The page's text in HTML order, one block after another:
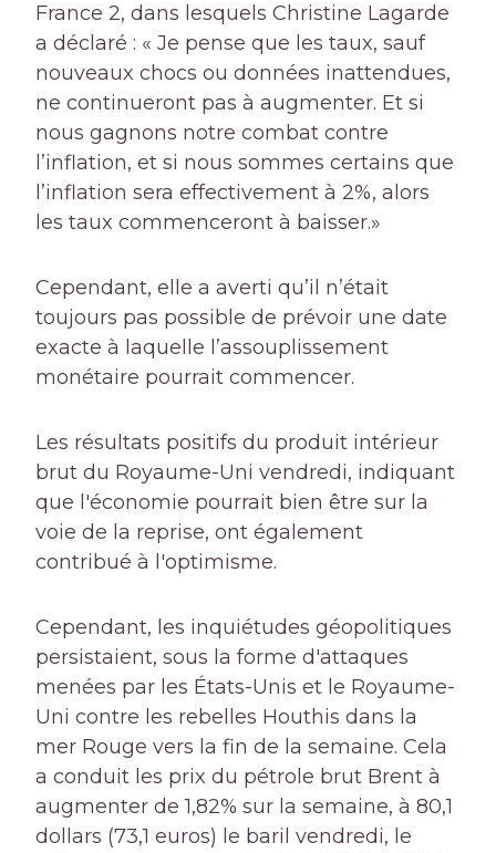
France 2, dans lesquels Christine Lagarde
a déclaré : « Je pense que les taux, sauf
nouveaux chocs ou données inattendues,
ne continueront pas à augmenter. Et si
nous gagnons notre combat contre
l’inflation, et si nous sommes certains que
l’inflation sera effectivement à 2%, alors
les taux commenceront à baisser.»
Cependant, elle a averti qu’il n’était
toujours pas possible de prévoir une date
exacte à laquelle l’assouplissement
monétaire pourrait commencer.
Les résultats positifs du produit intérieur
brut du Royaume-Uni vendredi, indiquant
que l'économie pourrait bien être sur la
voie de la reprise, ont également
contribué à l'optimisme.
Cependant, les inquiétudes géopolitiques
persistaient, sous la forme d'attaques
menées par les États-Unis et le Royaume-
Uni contre les rebelles Houthis dans la
mer Rouge vers la fin de la semaine. Cela
a conduit les prix du pétrole brut Brent à
augmenter de 1,82% sur la semaine, à 80,1
dollars (73,1 euros) le baril vendredi, le